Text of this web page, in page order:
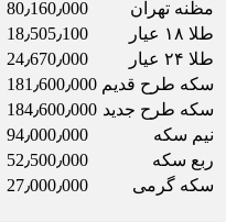
مظنه تهران
80٫160٫000
طلا ۱۸ عیار
18٫505٫100
طلا ۲۴ عیار
24٫670٫000
سکه طرح قدیم 181٫600٫000
سکه طرح جدید 184٫600٫000
نیم سکه
94٫000٫000
ربع سکه
52٫500٫000
سکه گرمی
27٫000٫000